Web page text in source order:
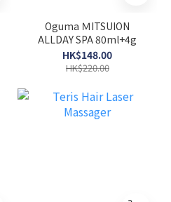
Oguma ＭITSUION
ALLDAY SPA 80ml+4g
HK$148.00
HK$220.00